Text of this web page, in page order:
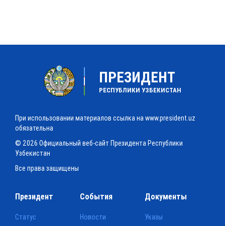
ПРЕЗИДЕНТ
РЕСПУБЛИКИ УЗБЕКИСТАН
При использовании материалов ссылка на www.president.uz
обязательна
© 2026 Официальный веб-сайт Президента Республики
Узбекистан
Все права защищены
Президент
Статус
События
Новости
Документы
Указы